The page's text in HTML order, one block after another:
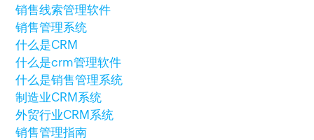
销售线索管理软件
销售管理系统
什么是CRM
什么是crm管理软件
什么是销售管理系统
制造业CRM系统
外贸行业CRM系统
销售管理指南